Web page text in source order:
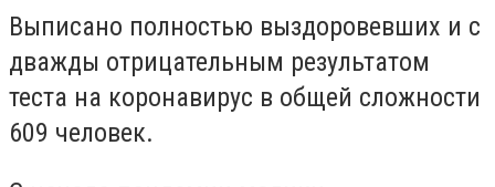
Выписано полностью выздоровевших и с
дважды отрицательным результатом
теста на коронавирус в общей сложности
609 человек.